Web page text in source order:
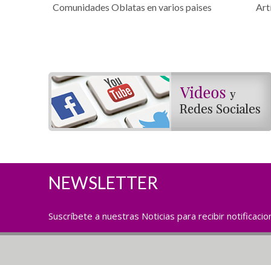
Comunidades Oblatas en varios paises
NEWSLETTER
Suscríbete a nuestras Noticias para recibir